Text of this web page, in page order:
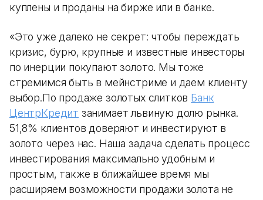
куплены и проданы на бирже или в банке.
«Это уже далеко не секрет: чтобы переждать
кризис, бурю, крупные и известные инвесторы
по инерции покупают золото. Мы тоже
стремимся быть в мейнстриме и даем клиенту
выбор.По продаже золотых слитков Банк
ЦентрКредит занимает львиную долю рынка.
51,8% клиентов доверяют и инвестируют в
золото через нас. Наша задача сделать процесс
инвестирования максимально удобным и
простым, также в ближайшее время мы
расширяем возможности продажи золота не